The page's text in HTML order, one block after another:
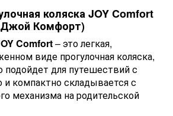
коляска JOY Comfort
Комфорт)
Comfort– это легкая,
виде прогулочная коляска,
подойдет для путешествий с
компактно складывается с
механизма на родительской